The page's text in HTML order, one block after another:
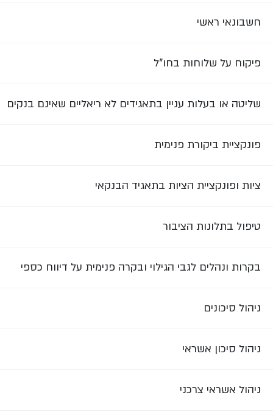
חשבונאי ראשי
פיקוח על שלוחות בחו"ל
שליטה או בעלות עניין בתאגידים לא ריאליים שאינם בנקים
פונקציית ביקורת פנימית
ציות ופונקציית הציות בתאגיד הבנקאי
טיפול בתלונות הציבור
בקרות ונהלים לגבי הגילוי ובקרה פנימית על דיווח כספי
ניהול סיכונים
ניהול סיכון אשראי
ניהול אשראי צרכני